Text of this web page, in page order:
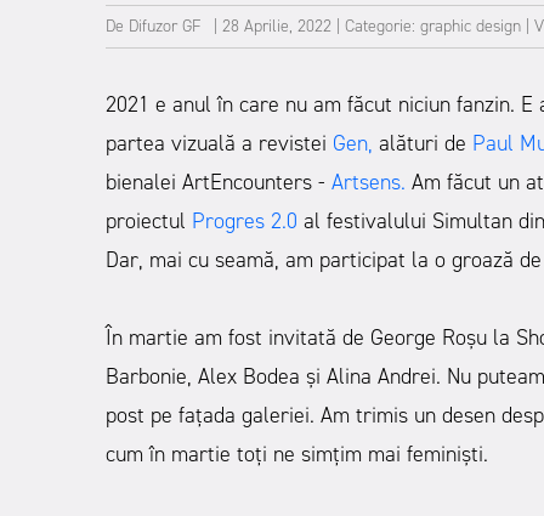
De Difuzor GF | 28 Aprilie, 2022 | Categorie: graphic design |
2021 e anul în care nu am făcut niciun fanzin.
partea vizuală a revistei Gen, alături de Paul
bienalei ArtEncounters - Artsens. Am făcut un
proiectul Progres 2.0 al festivalului Simultan
Dar, mai cu seamă, am participat la o groază
În martie am fost invitată de George Roșu la
Barbonie, Alex Bodea și Alina Andrei. Nu
post pe fațada galeriei. Am trimis un desen
cum în martie toți ne simțim mai feminiști.